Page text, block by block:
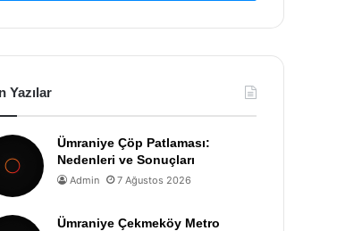
Yazılar
Ümraniye Çöp Patlaması:
Nedenleri ve Sonuçları
Admin 7 Ağustos 2026
Ümraniye Çekmeköy Metro